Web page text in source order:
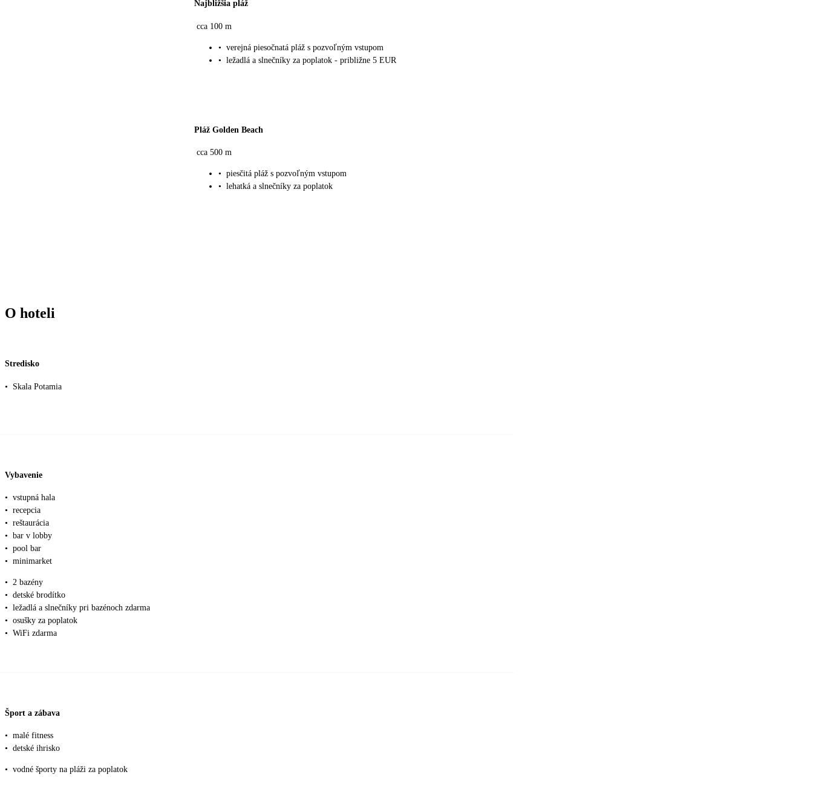
Najbližšia pláž
cca 100 m
• verejná piesočnatá pláž s pozvoľným vstupom
• ležadlá a slnečníky za poplatok - približne 5 EUR
Pláž Golden Beach
cca 500 m
• piesčitá pláž s pozvoľným vstupom
• lehatká a slnečníky za poplatok
O hoteli
Stredisko
• Skala Potamia
Vybavenie
• vstupná hala
• recepcia
• reštaurácia
• bar v lobby
• pool bar
• minimarket
• 2 bazény
• detské brodítko
• ležadlá a slnečníky pri bazénoch zdarma
• osušky za poplatok
• WiFi zdarma
Šport a zábava
• malé fitness
• detské ihrisko
• vodné športy na pláži za poplatok